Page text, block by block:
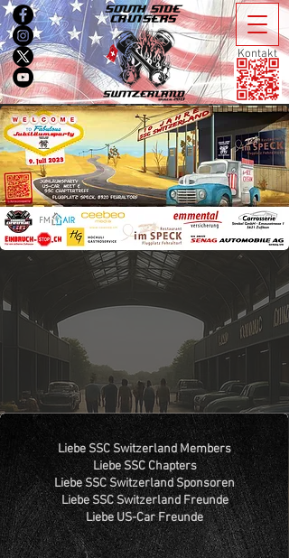
Kontakt
Liebe SSC Switzerland Members
Liebe SSC Chapters
Liebe SSC Switzerland Sponsoren
Liebe SSC Switzerland Freunde
Liebe US-Car Freunde